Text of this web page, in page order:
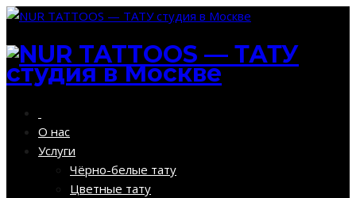
О нас
Услуги
Чёрно-белые тату
Цветные тату